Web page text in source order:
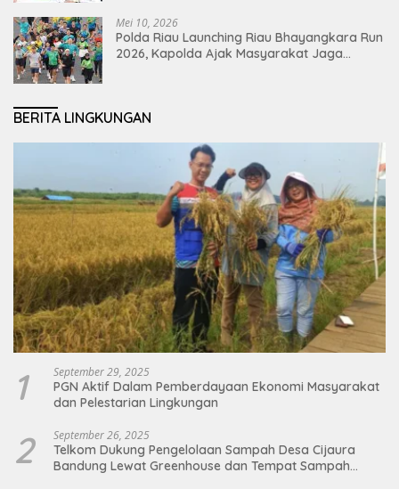
Mei 10, 2026
Polda Riau Launching Riau Bhayangkara Run
2026, Kapolda Ajak Masyarakat Jaga
BERITA LINGKUNGAN
1 September 29, 2025
PGN Aktif Dalam Pemberdayaan Ekonomi Masyarakat
dan Pelestarian Lingkungan
2 September 26, 2025
Telkom Dukung Pengelolaan Sampah Desa Cijaura
Bandung Lewat Greenhouse dan Tempat Sampah